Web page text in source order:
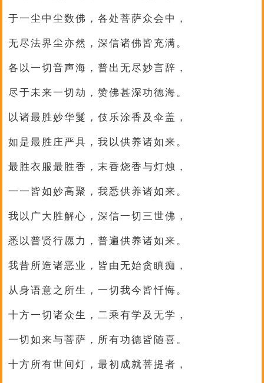
于一尘中尘数佛，各处菩萨众会中，
无尽法界尘亦然，深信诸佛皆充满。
各以一切音声海，普出无尽妙言辞，
尽于未来一切劫，赞佛甚深功德海。
以诸最胜妙华鬘，伎乐涂香及伞盖，
如是最胜庄严具，我以供养诸如来。
最胜衣服最胜香，末香烧香与灯烛，
一一皆如妙高聚，我悉供养诸如来。
我以广大胜解心，深信一切三世佛，
悉以普贤行愿力，普遍供养诸如来。
我昔所造诸恶业，皆由无始贪瞋痴，
从身语意之所生，一切我今皆忏悔。
十方一切诸众生，二乘有学及无学，
一切如来与菩萨，所有功德皆随喜。
十方所有世间灯，最初成就菩提者，